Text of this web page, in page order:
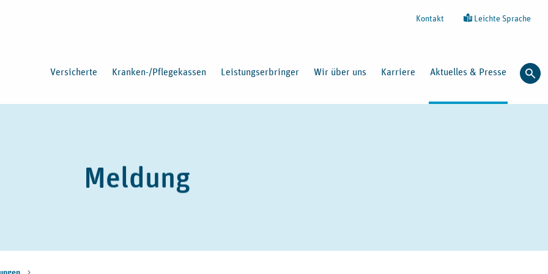
Kontakt Leichte Sprache
Versicherte Kranken-/Pflegekassen Leistungserbringer Wir über uns Karriere Aktuelles & Presse
Meldung